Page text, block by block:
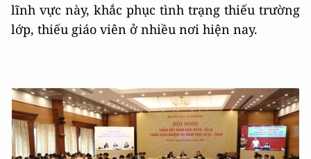
lĩnh vực này, khắc phục tình trạng thiếu trường
lớp, thiếu giáo viên ở nhiều nơi hiện nay.